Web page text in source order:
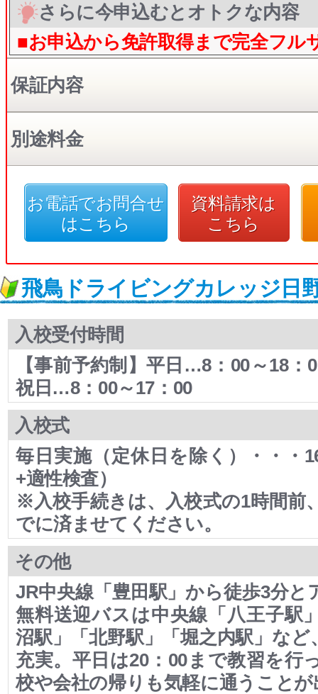
さらに今申込むとオトクな内容
■お申込から免許取得まで完全フル
保証内容
別途料金
お電話でお問合せ
はこちら
資料請求は
こちら
飛鳥ドライビングカレッジ日
入校受付時間
【事前予約制】平日…8：00～
祝日…8：00～17：00
入校式
毎日実施（定休日を除く）・・・
+適性検査）
※入校手続きは、入校式の1時間前
でに済ませてください。
その他
JR中央線「豊田駅」から徒歩3分と
無料送迎バスは中央線「八王子駅
沼駅」「北野駅」「堀之内駅」など
充実。平日は20：00まで教習を行
校や会社の帰りも気軽に通うこと